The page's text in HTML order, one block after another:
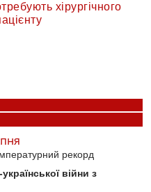
хірургічного
рекорд
війни з